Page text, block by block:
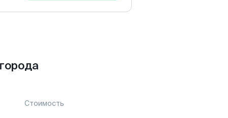
Стоимость